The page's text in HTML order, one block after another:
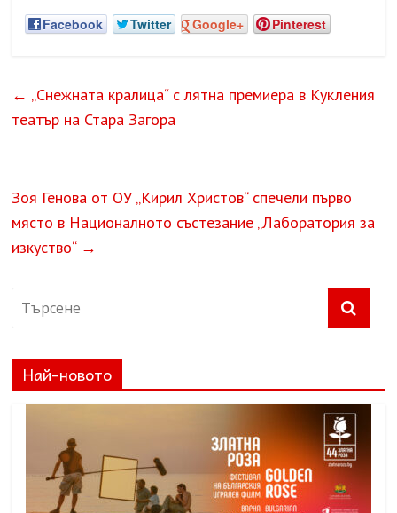
Facebook Twitter Google+ Pinterest
← „Снежната кралица“ с лятна премиера в Кукления
театър на Стара Загора
Зоя Генова от ОУ „Кирил Христов“ спечели първо
място в Националното състезание „Лаборатория за
изкуство“ →
Най-новото